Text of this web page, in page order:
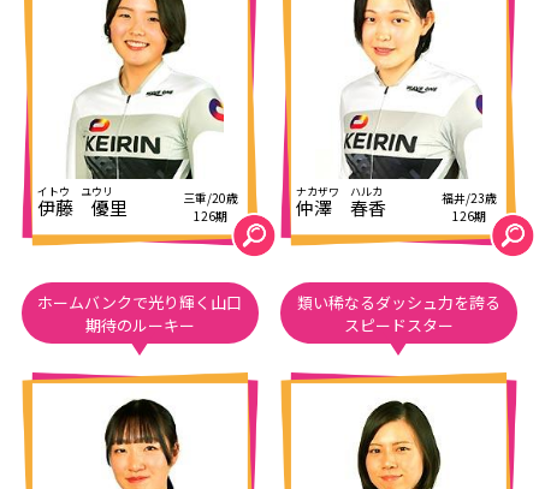
伊藤 優里
三重/20歳
126期
仲澤 春香
福井/23歳
126期
ホームバンクで光り輝く山口
期待のルーキー
類い稀なるダッシュ力を誇る
スピードスター